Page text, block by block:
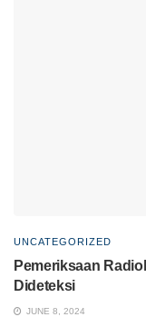
UNCATEGORIZED
Pemeriksaan
Dideteksi
JUNE 8, 2024